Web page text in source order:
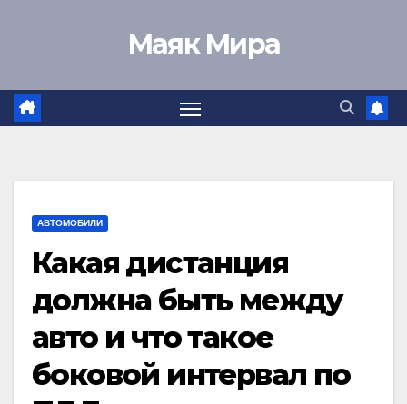
Маяк Мира
АВТОМОБИЛИ
Какая дистанция
должна быть между
авто и что такое
боковой интервал по